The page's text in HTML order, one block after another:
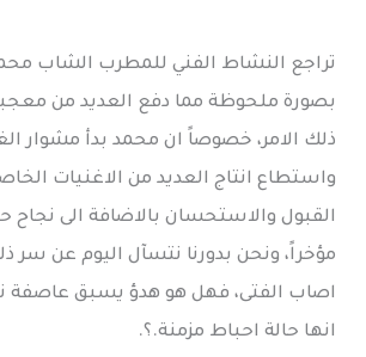
تراجع النشاط الفني للمطرب الشاب
بصورة ملحوظة مما دفع العديد من
ذلك الامر، خصوصاً ان محمد بدأ مشوار
واستطاع انتاج العديد من الاغنيات
القبول والاستحسان بالاضافة الى نجاح
مؤخراً، ونحن بدورنا نتسآل اليوم عن سر
اصاب الفتى، فهل هو هدؤ يسبق عاصفة
انها حالة احباط مزمنة.؟.